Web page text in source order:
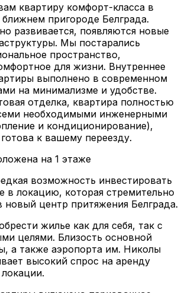
квартиру комфорт-класса в
пригороде Белграда.
развивается, появляются новые
Мы постарались
пространство,
для жизни. Внутреннее
выполнено в современном
на минимализме и удобстве.
отделка, квартира полностью
необходимыми инженерными
и кондиционирование),
к вашему переезду.
на 1 этаже
возможность инвестировать
в локацию, которая стремительно
новый центр притяжения Белграда.
жилье как для себя, так с
целями. Близость основной
а также аэропорта им. Николы
высокий спрос на аренду